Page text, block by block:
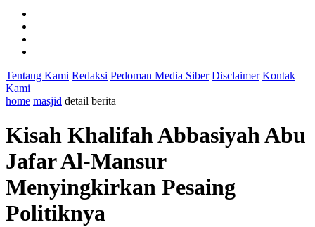
Tentang Kami Redaksi Pedoman Media Siber Disclaimer Kontak
Kami
home masjid detail berita
Kisah Khalifah Abbasiyah Abu
Jafar Al-Mansur
Menyingkirkan Pesaing
Politiknya